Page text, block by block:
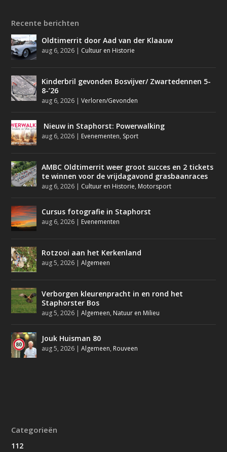
Recente berichten
Oldtimerrit door Aad van der Klaauw
aug 6, 2026 | Cultuur en Historie
Kinderbril gevonden Bosvijver/ Zwartedennen 5-
8-’26
aug 6, 2026 |Verloren/Gevonden
Nieuw in Staphorst: Powerwalking
aug 6, 2026 | Evenementen, Sport
AMBC Oldtimerrit weer groot succes en 2 tickets
te winnen voor de vrijdagavond grasbaanraces
aug 6, 2026 | Cultuur en Historie, Motorsport
Cursus fotografie in Staphorst
aug 6, 2026 | Evenementen
Rotzooi aan het Kerkenland
aug 5, 2026 |Algemeen
Verborgen kleurenpracht in en rond het
Staphorster Bos
aug 5, 2026 |Algemeen, Natuur en Milieu
Jouk Huisman 80
aug 5, 2026 |Algemeen, Rouveen
Categorieën
112